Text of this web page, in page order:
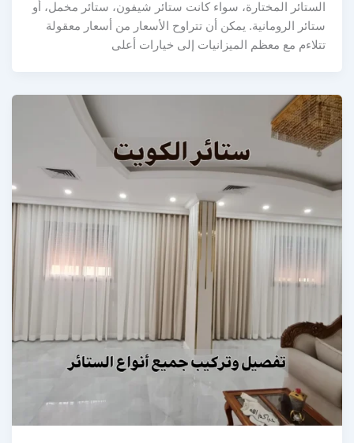
الستائر المختارة، سواء كانت ستائر شيفون، ستائر مخمل، أو
ستائر الرومانية. يمكن أن تتراوح الأسعار من أسعار معقولة
تتلاءم مع معظم الميزانيات إلى خيارات أعلى